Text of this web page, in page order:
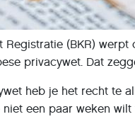
Registratie (BKR)
privacywet. Dat
heb je het recht te
niet een paar weken wilt